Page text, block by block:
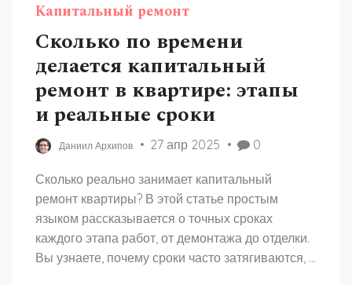
Капитальный ремонт
Сколько по времени
делается капитальный
ремонт в квартире: этапы
и реальные сроки
Даниил Архипов 27 апр 2025 0
Сколько реально занимает капитальный
ремонт квартиры? В этой статье простым
языком рассказывается о точных сроках
каждого этапа работ, от демонтажа до отделки.
Вы узнаете, почему сроки часто затягиваются, и